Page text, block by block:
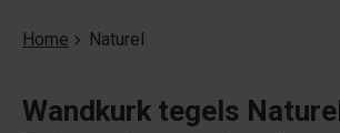
Home Naturel
Wandkurk tegels